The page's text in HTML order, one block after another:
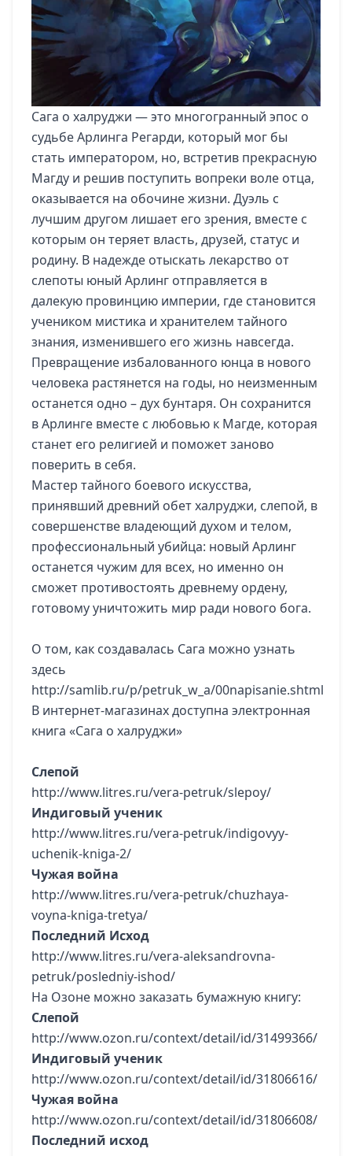
Сага о халруджи — это многогранный эпос о
судьбе Арлинга Регарди, который мог бы
стать императором, но, встретив прекрасную
Магду и решив поступить вопреки воле отца,
оказывается на обочине жизни. Дуэль с
лучшим другом лишает его зрения, вместе с
которым он теряет власть, друзей, статус и
родину. В надежде отыскать лекарство от
слепоты юный Арлинг отправляется в
далекую провинцию империи, где становится
учеником мистика и хранителем тайного
знания, изменившего его жизнь навсегда.
Превращение избалованного юнца в нового
человека растянется на годы, но неизменным
останется одно – дух бунтаря. Он сохранится
в Арлинге вместе с любовью к Магде, которая
станет его религией и поможет заново
поверить в себя.
Мастер тайного боевого искусства,
принявший древний обет халруджи, слепой, в
совершенстве владеющий духом и телом,
профессиональный убийца: новый Арлинг
останется чужим для всех, но именно он
сможет противостоять древнему ордену,
готовому уничтожить мир ради нового бога.
О том, как создавалась Сага можно узнать
здесь
http://samlib.ru/p/petruk_w_a/00napisanie.shtml
В интернет-магазинах доступна электронная
книга «Сага о халруджи»
Слепой
http://www.litres.ru/vera-petruk/slepoy/
Индиговый ученик
http://www.litres.ru/vera-petruk/indigovyy-
uchenik-kniga-2/
Чужая война
http://www.litres.ru/vera-petruk/chuzhaya-
voyna-kniga-tretya/
Последний Исход
http://www.litres.ru/vera-aleksandrovna-
petruk/posledniy-ishod/
На Озоне можно заказать бумажную книгу:
Слепой
http://www.ozon.ru/context/detail/id/31499366/
Индиговый ученик
http://www.ozon.ru/context/detail/id/31806616/
Чужая война
http://www.ozon.ru/context/detail/id/31806608/
Последний исход